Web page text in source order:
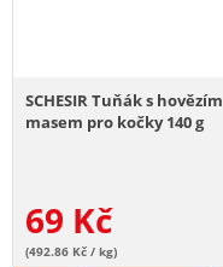
SCHESIR Tuňák s hovězím
masem pro kočky 140 g
69 Kč
(492.86 Kč / kg)